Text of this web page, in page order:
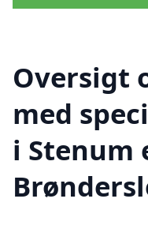
Oversigt
med
i Stenum